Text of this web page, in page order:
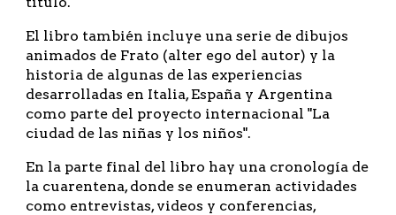
El libro también incluye una serie de dibujos
animados de Frato (alter ego del autor) y la
historia de algunas de las experiencias
desarrolladas en Italia, España y Argentina
como parte del proyecto internacional "La
ciudad de las niñas y los niños".
En la parte final del libro hay una cronología de
la cuarentena, donde se enumeran actividades
como entrevistas, videos y conferencias,